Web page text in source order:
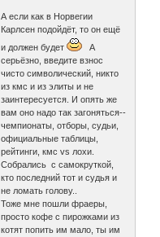
А если как в Норвегии
Карлсен подойдёт, то он ещё
и должен будет
А
серьёзно, введите взнос
чисто символический, никто
из кмс и из элиты и не
заинтересуется. И опять же
вам оно надо так загоняться--
чемпионаты, отборы, судьи,
официальные таблицы,
рейтинги, кмс vs лохи.
Собрались с самокруткой,
кто последний тот и судья и
не ломать голову..
Тоже мне пошли фраеры,
просто кофе с пирожками из
котят попить им мало, ты им